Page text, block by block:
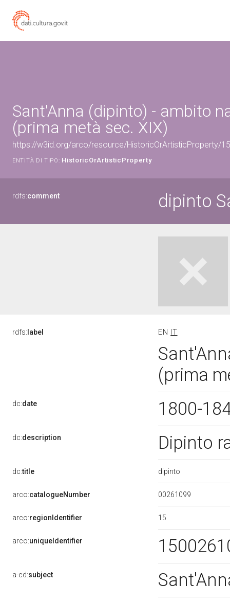
Sant'Anna (dipinto) - ambito
(prima metà sec. XIX)
https://w3id.org/arco/resource/HistoricOrArtisticProperty/
ENTITÀ DI TIPO: HistoricOrArtisticProperty
rdfs:comment dipinto
rdfs: label EN IT
(prima
dc:date 1800-
dc:description Dipinto
dc:title dipinto
arco:catalogueNumber 00261099
arco:regionIdentifier 15
arco:uniqueIdentifier
a-cd:subject